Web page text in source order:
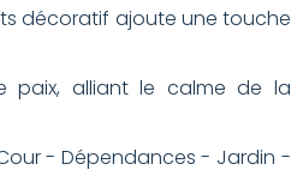
décoratif ajoute une touche
paix, alliant le calme de la
- Dépendances - Jardin -